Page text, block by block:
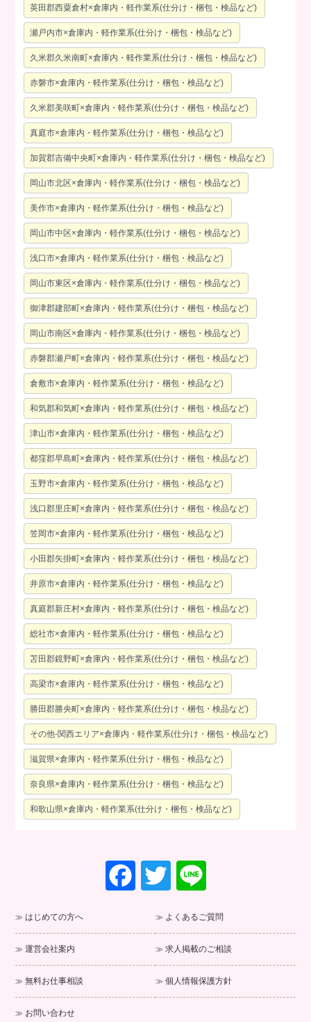
英田郡西粟倉村×倉庫内・軽作業系(仕分け・梱包・検品など)
瀬戸内市×倉庫内・軽作業系(仕分け・梱包・検品など)
久米郡久米南町×倉庫内・軽作業系(仕分け・梱包・検品など)
赤磐市×倉庫内・軽作業系(仕分け・梱包・検品など)
久米郡美咲町×倉庫内・軽作業系(仕分け・梱包・検品など)
真庭市×倉庫内・軽作業系(仕分け・梱包・検品など)
加賀郡吉備中央町×倉庫内・軽作業系(仕分け・梱包・検品など)
岡山市北区×倉庫内・軽作業系(仕分け・梱包・検品など)
美作市×倉庫内・軽作業系(仕分け・梱包・検品など)
岡山市中区×倉庫内・軽作業系(仕分け・梱包・検品など)
浅口市×倉庫内・軽作業系(仕分け・梱包・検品など)
岡山市東区×倉庫内・軽作業系(仕分け・梱包・検品など)
御津郡建部町×倉庫内・軽作業系(仕分け・梱包・検品など)
岡山市南区×倉庫内・軽作業系(仕分け・梱包・検品など)
赤磐郡瀬戸町×倉庫内・軽作業系(仕分け・梱包・検品など)
倉敷市×倉庫内・軽作業系(仕分け・梱包・検品など)
和気郡和気町×倉庫内・軽作業系(仕分け・梱包・検品など)
津山市×倉庫内・軽作業系(仕分け・梱包・検品など)
都窪郡早島町×倉庫内・軽作業系(仕分け・梱包・検品など)
玉野市×倉庫内・軽作業系(仕分け・梱包・検品など)
浅口郡里庄町×倉庫内・軽作業系(仕分け・梱包・検品など)
笠岡市×倉庫内・軽作業系(仕分け・梱包・検品など)
小田郡矢掛町×倉庫内・軽作業系(仕分け・梱包・検品など)
井原市×倉庫内・軽作業系(仕分け・梱包・検品など)
真庭郡新庄村×倉庫内・軽作業系(仕分け・梱包・検品など)
総社市×倉庫内・軽作業系(仕分け・梱包・検品など)
苫田郡鏡野町×倉庫内・軽作業系(仕分け・梱包・検品など)
高梁市×倉庫内・軽作業系(仕分け・梱包・検品など)
勝田郡勝央町×倉庫内・軽作業系(仕分け・梱包・検品など)
その他-関西エリア×倉庫内・軽作業系(仕分け・梱包・検品など)
滋賀県×倉庫内・軽作業系(仕分け・梱包・検品など)
奈良県×倉庫内・軽作業系(仕分け・梱包・検品など)
和歌山県×倉庫内・軽作業系(仕分け・梱包・検品など)
F
a
e
b
o
T
wi
tt
er
e
はじめての方へ よくあるご質問
運営会社案内 求人掲載のご相談
無料お仕事相談 個人情報保護方針
お問い合わせ